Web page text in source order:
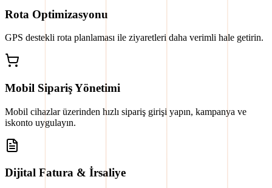
Rota Optimizasyonu
GPS destekli rota planlaması ile ziyaretleri daha verimli hale getirin.
Mobil Sipariş Yönetimi
Mobil cihazlar üzerinden hızlı sipariş girişi yapın, kampanya ve
iskonto uygulayın.
Dijital Fatura & İrsaliye